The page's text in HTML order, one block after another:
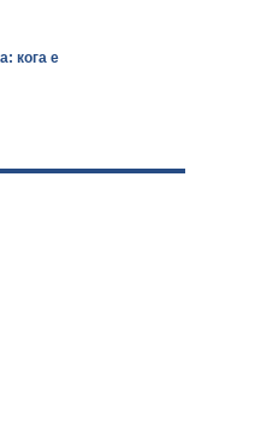
кога е